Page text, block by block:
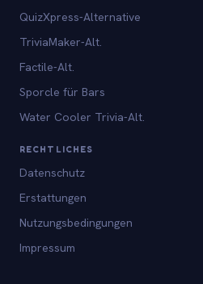
QuizXpress-Alternative
TriviaMaker-Alt.
Factile-Alt.
Sporcle für Bars
Water Cooler Trivia-Alt.
RECHTLICHES
Datenschutz
Erstattungen
Nutzungsbedingungen
Impressum